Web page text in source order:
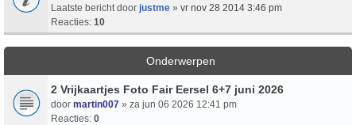
Laatste bericht door justme » vr nov 28 2014 3:46 pm
Reacties: 10
Onderwerpen
2 Vrijkaartjes Foto Fair Eersel 6+7 juni 2026
door martin007 » za jun 06 2026 12:41 pm
Reacties: 0